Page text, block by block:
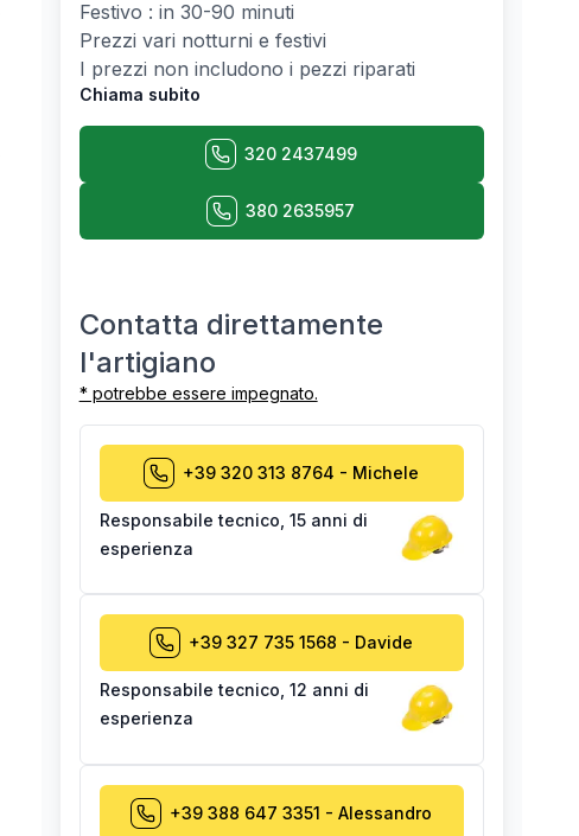
Festivo : in 30-90 minuti
Prezzi vari notturni e festivi
I prezzi non includono i pezzi riparati
Chiama subito
320 2437499
380 2635957
Contatta direttamente
l'artigiano
* potrebbe essere impegnato.
+39 320 313 8764 - Michele
Responsabile tecnico 15 anni di
esperienza
+39 327 735 1568 - Davide
Responsabile tecnico 12 anni di
esperienza
+39 388 647 3351 - Alessandro